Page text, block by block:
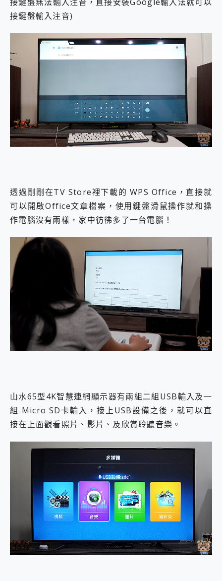
接鍵盤輸入注音)
透過剛剛在TV Store裡下載的 WPS Office，直接就
可以開啟Office文章檔案，使用鍵盤滑鼠操作就和操
作電腦沒有兩樣，家中彷彿多了一台電腦！
山水65型4K智慧連網顯示器有兩組二組USB輸入及一
組 Micro SD卡輸入，接上USB設備之後，就可以直
接在上面觀看照片、影片、及欣賞聆聽音樂。